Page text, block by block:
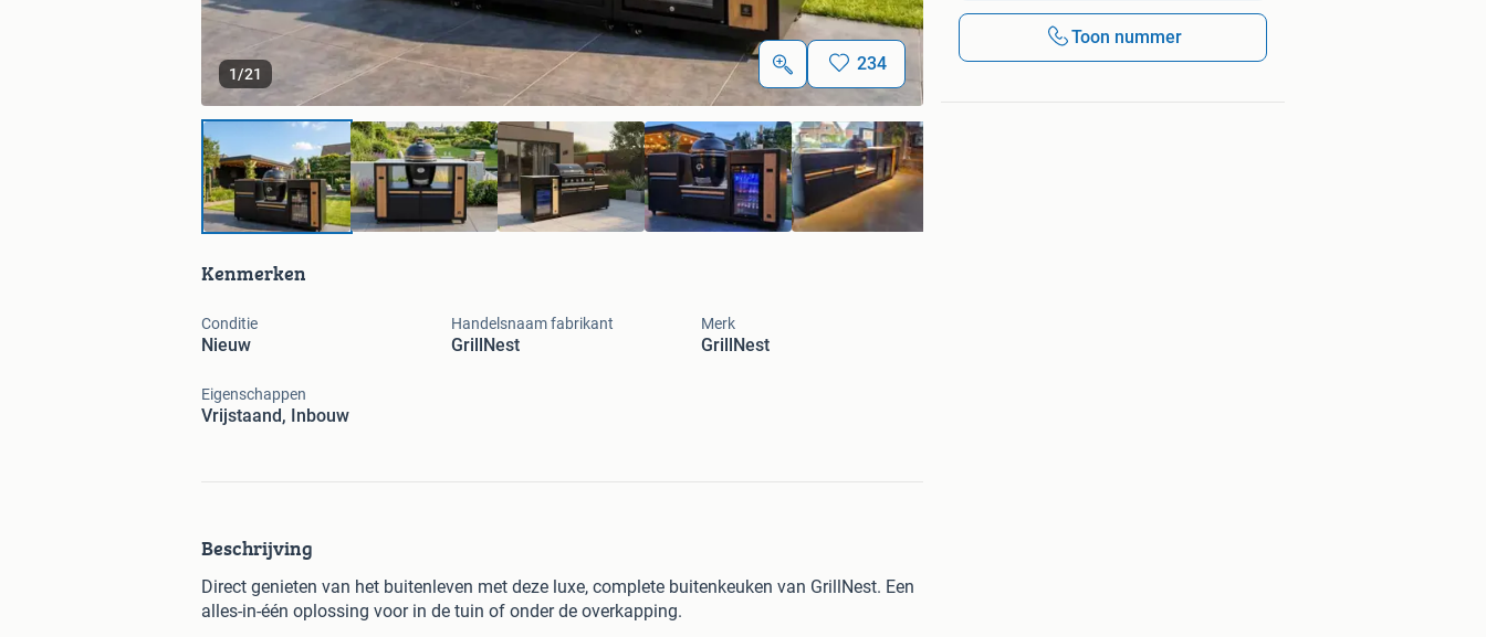
1/21 234
Kenmerken
Conditie
Nieuw
Handelsnaam fabrikant
GrillNest
Merk
GrillNest
Eigenschappen
Vrijstaand, Inbouw
Beschrijving
Direct genieten van het buitenleven met deze luxe, complete buitenkeuken van GrillNest. Een
alles-in-één oplossing voor in de tuin of onder de overkapping.
Toon nummer